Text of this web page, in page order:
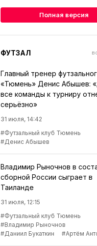
Полная версия
ФУТЗАЛ
Главный тренер
«Тюмень» Денис Абышев:
все команды к турниру
серьёзно»
31 июля, 14:42
#Футзальный клуб Тюмень
#Денис Абышев
Владимир Рыночнов в
сборной России сыграет в
Таиланде
31 июля, 12:15
#Футзальный клуб Тюмень
#Владимир Рыночнов
#Даниил Букаткин
#Артём